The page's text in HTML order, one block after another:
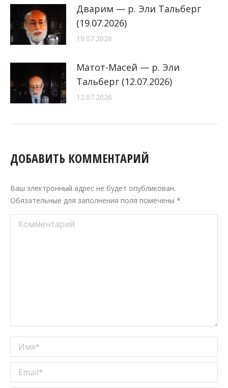
Дварим — р. Эли Тальберг
(19.07.2026)
19.07.2026
Матот-Масей — р. Эли
Тальберг (12.07.2026)
12.07.2026
ДОБАВИТЬ КОММЕНТАРИЙ
Ваш электронный адрес не будет опубликован.
Обязательные для заполнения поля помечены *
Комментарий
Имя *
Email *